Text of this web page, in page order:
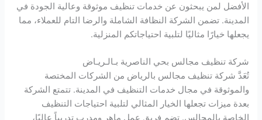
الأفضل لمن يبحثون عن خدمات تنظيف موثوقة وعالية الجودة في
المدينة. تضمن الشركة النظافة الشاملة والرضا التام للعملاء، مما
يجعلها خيارًا مثاليًا لتلبية احتياجاتكم المنزلية.
شركة تنظيف مجالس بحي الناصرية بـالـريـاض
تُعَدَّ شركة تنظيف مجالس بالرياض من الشركات المختصة
والموثوقة في مجال خدمات التنظيف في المدينة. تتمتع الشركة
بعدة ميزات تجعلها الخيار المثالي لتلبية احتياجات التنظيف
الخاصة بالمجالس. تضم فريق عمل ماهر ومدرب تدريباً عاليًا،